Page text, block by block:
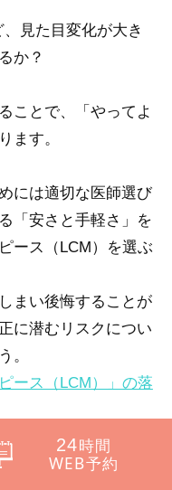
見た目変化が大き
か？
ことで、「やってよ
ます。
には適切な医師選び
「安さと手軽さ」を
ース（LCM）を選ぶ
まい後悔することが
に潜むリスクについ
。
ース（LCM）」の落
探すなら
24時間
WEB予約